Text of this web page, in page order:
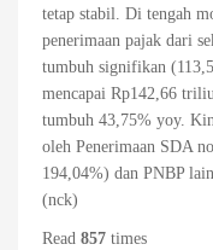
tetap stabil. Di tengah
penerimaan pajak dari
tumbuh signifikan
mencapai Rp142,66
tumbuh 43,75% yoy.
oleh Penerimaan SDA
194,04%) dan PNBP
(nck)
Read 857 times